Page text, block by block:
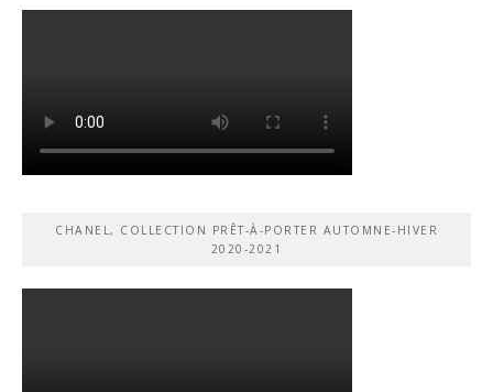
CHANEL, COLLECTION PRÊT-À-PORTER AUTOMNE-HIVER
2020-2021